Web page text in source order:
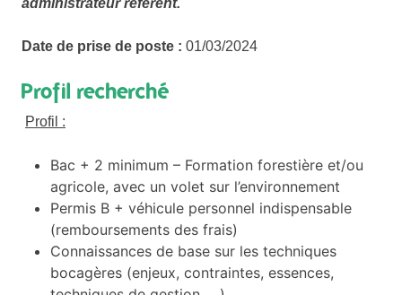
administrateur référent.
Date de prise de poste : 01/03/2024
Profil recherché
Profil :
Bac + 2 minimum – Formation forestière et/ou
agricole, avec un volet sur l’environnement
Permis B + véhicule personnel indispensable
(remboursements des frais)
Connaissances de base sur les techniques
bocagères (enjeux, contraintes, essences,